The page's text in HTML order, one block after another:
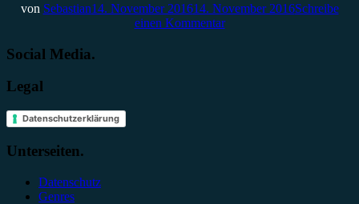
von Sebastian14. November 201614. November 2016Schreibe
einen Kommentar
Social Media.
Legal
Datenschutzerklärung
Unterseiten.
Datenschutz
Genres